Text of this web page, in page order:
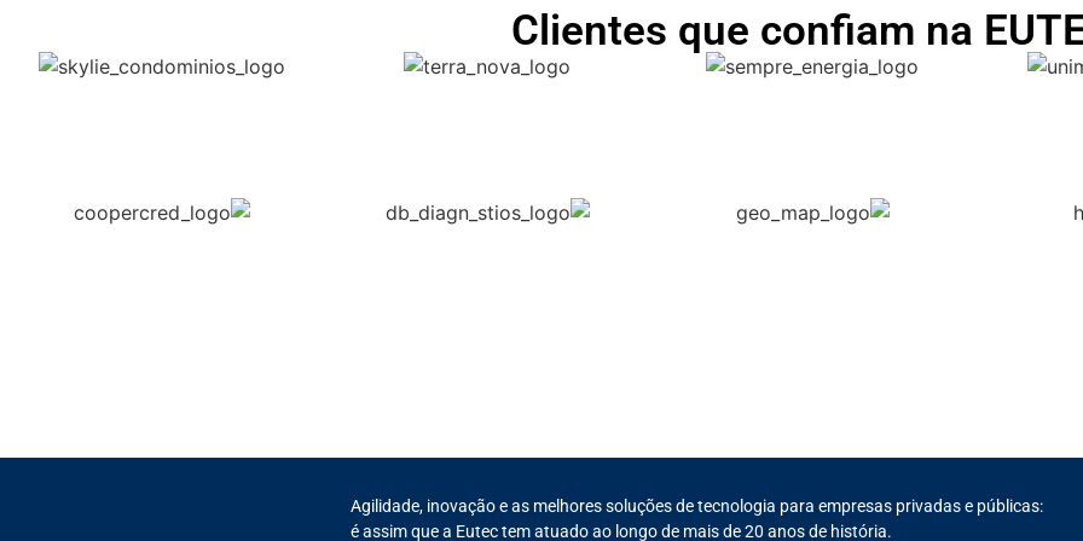
Clientes que confiam na
Agilidade, inovação e as melhores soluções de tecnologia para empresas privadas e públicas:
é assim que a Eutec tem atuado ao longo de mais de 20 anos de história.